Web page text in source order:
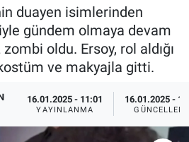
duayen isimlerinden
gündem olmaya devam
oldu. Ersoy, rol aldığı
ve makyajla gitti.
16.01.2025 - 11:01
YAYINLANMA
16.01.2025 -